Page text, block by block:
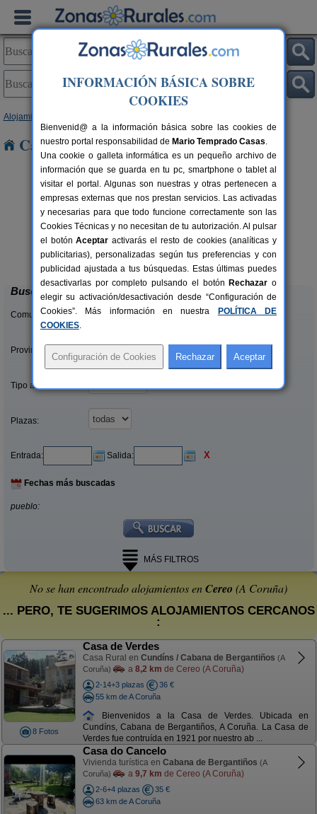
Alojamientos
Casas Rurales cerca de Cereo
8+2 pers.
desde26 €
Casa de Marcelo
Padrón (A Coruña)
Buscar
Comunidades:
Provincias/Islas:
Tipo alquiler:
Plazas:
Entrada: Salida: X
Fechas más buscadas
pueblo:
MÁS FILTROS
No se han encontrado alojamientos enCereo (A Coruña)
... PERO, TE SUGERIMOS ALOJAMIENTOS CERCANOS
:
8 Fotos
Casa de Verdes
Casa Rural en Cundíns / Cabana de Bergantiños (A
Coruña)
a 8,2 km de Cereo (A Coruña)
2-14+3 plazas
36 €
55 km de A Coruña
Bienvenidos a la Casa de Verdes. Ubicada en
Cundíns, Cabana de Bergantiños, A Coruña. La Casa de
Verdes fue contruída en 1921 por nuestro ab ...
Casa do Cancelo
Vivienda turística en Cabana de Bergantiños (A
Coruña)
a 9,7 km de Cereo (A Coruña)
2-6+4 plazas
35 €
63 km de A Coruña
INFORMACIÓN BÁSICA SOBRE
COOKIES
Bienvenid@ a la información básica sobre las cookies de
nuestro portal responsabilidad de Mario Temprado Casas.
Una cookie o galleta informática es un pequeño archivo de
información que se guarda en tu pc, smartphone o tablet al
visitar el portal. Algunas son nuestras y otras pertenecen a
empresas externas que nos prestan servicios. Las activadas
y necesarias para que todo funcione correctamente son las
Cookies Técnicas y no necesitan de tu autorización. Al pulsar
el botónAceptar activarás el resto de cookies (analíticas y
publicitarias), personalizadas según tus preferencias y con
publicidad ajustada a tus búsquedas. Estas últimas puedes
desactivarlas por completo pulsando el botón Rechazar o
elegir su activación/desactivación desde “Configuración de
Cookies”. Más información en nuestra
POLÍTICA DE
COOKIES.